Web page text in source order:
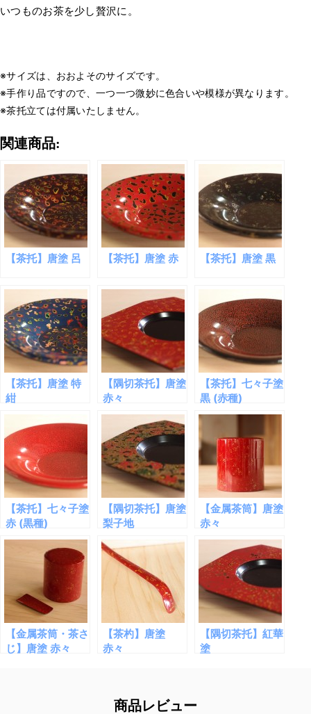
いつものお茶を少し贅沢に。
※サイズは、おおよそのサイズです。
※手作り品ですので、一つ一つ微妙に色合いや模様が異なります。
※茶托立ては付属いたしません。
関連商品:
【茶托】唐塗 呂 【茶托】唐塗 赤 【茶托】唐塗 黒
【茶托】唐塗 特
紺
【隅切茶托】唐塗
赤々
【茶托】七々子塗
黒 (赤種)
【茶托】七々子塗
赤 (黒種)
【隅切茶托】唐塗
梨子地
【金属茶筒】唐塗
赤々
【金属茶筒・茶さ
じ】唐塗 赤々
【茶杓】唐塗
赤々
【隅切茶托】紅華
塗
商品レビュー